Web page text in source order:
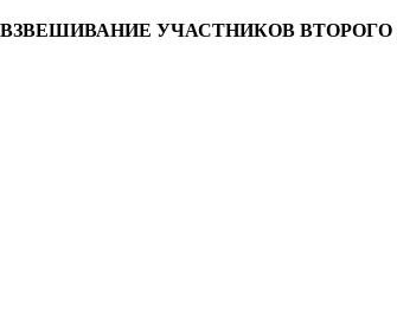
ВЗВЕШИВАНИЕ УЧАСТНИКОВ ВТОРОГО ДНЯ: